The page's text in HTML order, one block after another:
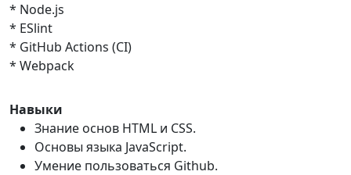
* Node.js
* ESlint
* GitHub Actions (CI)
* Webpack
Навыки
Знание основ HTML и CSS.
Основы языка JavaScript.
Умение пользоваться Github.